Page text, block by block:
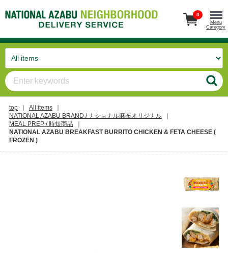
0
Menu
Category
top
All items
NATIONAL AZABU BRAND / ナショナル麻布オリジナル
MEAL PREP / 時短商品
NATIONAL AZABU BREAKFAST BURRITO CHICKEN & FETA CHEESE (
FROZEN )